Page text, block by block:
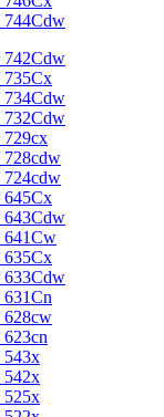
641Cw